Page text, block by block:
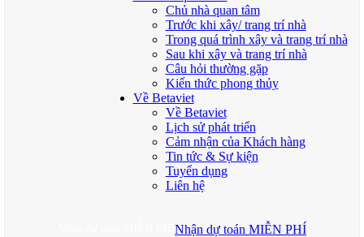
Chủ nhà quan tâm
Trước khi xây/ trang trí nhà
Trong quá trình xây và trang trí nhà
Sau khi xây và trang trí nhà
Câu hỏi thường gặp
Kiến thức phong thủy
Về Betaviet
Về Betaviet
Lịch sử phát triển
Cảm nhận của Khách hàng
Tin tức & Sự kiện
Tuyển dụng
Liên hệ
Nhận dự toán MIỄN PHÍ